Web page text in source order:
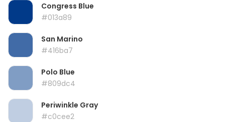
Congress Blue
#013a89
San Marino
#416ba7
Polo Blue
#809dc4
Periwinkle Gray
#c0cee2